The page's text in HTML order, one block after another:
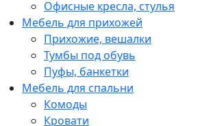
Офисные кресла, стулья
Мебель для прихожей
Прихожие, вешалки
Тумбы под обувь
Пуфы, банкетки
Мебель для спальни
Комоды
Кровати